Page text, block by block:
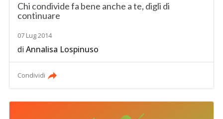
Chi condivide fa bene anche a te, digli di
continuare
07 Lug 2014
diAnnalisa Lospinuso
Condividi